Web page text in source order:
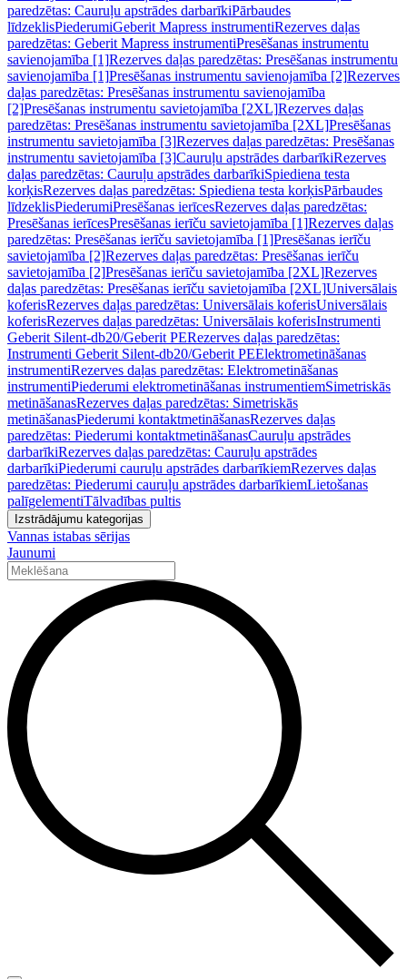
paredzētas: Cauruļu apstrādes darbarīkiPārbaudes
līdzeklisPiederumiGeberit Mapress instrumentiRezerves daļas
paredzētas: Geberit Mapress instrumentiPresēšanas instrumentu
savienojamība [1]Rezerves daļas paredzētas: Presēšanas instrumentu
savienojamība [1]Presēšanas instrumentu savienojamība [2]Rezerves
daļas paredzētas: Presēšanas instrumentu savienojamība
[2]Presēšanas instrumentu savietojamība [2XL]Rezerves daļas
paredzētas: Presēšanas instrumentu savietojamība [2XL]Presēšanas
instrumentu savietojamība [3]Rezerves daļas paredzētas: Presēšanas
instrumentu savietojamība [3]Cauruļu apstrādes darbarīkiRezerves
daļas paredzētas: Cauruļu apstrādes darbarīkiSpiediena testa
korķisRezerves daļas paredzētas: Spiediena testa korķisPārbaudes
līdzeklisPiederumiPresēšanas ierīcesRezerves daļas paredzētas:
Presēšanas ierīcesPresēšanas ierīču savietojamība [1]Rezerves daļas
paredzētas: Presēšanas ierīču savietojamība [1]Presēšanas ierīču
savietojamība [2]Rezerves daļas paredzētas: Presēšanas ierīču
savietojamība [2]Presēšanas ierīču savietojamība [2XL]Rezerves
daļas paredzētas: Presēšanas ierīču savietojamība [2XL]Universālais
koferisRezerves daļas paredzētas: Universālais koferisUniversālais
koferisRezerves daļas paredzētas: Universālais koferisInstrumenti
Geberit Silent-db20/Geberit PERezerves daļas paredzētas:
Instrumenti Geberit Silent-db20/Geberit PEElektrometināšanas
instrumentiRezerves daļas paredzētas: Elektrometināšanas
instrumentiPiederumi elektrometināšanas instrumentiemSimetriskās
metināšanasRezerves daļas paredzētas: Simetriskās
metināšanasPiederumi kontaktmetināšanasRezerves daļas
paredzētas: Piederumi kontaktmetināšanasCauruļu apstrādes
darbarīkiRezerves daļas paredzētas: Cauruļu apstrādes
darbarīkiPiederumi cauruļu apstrādes darbarīkiemRezerves daļas
paredzētas: Piederumi cauruļu apstrādes darbarīkiemLietošanas
palīgelementiTālvadības pultis
Izstrādājumu kategorijas
Vannas istabas sērijas
Jaunumi